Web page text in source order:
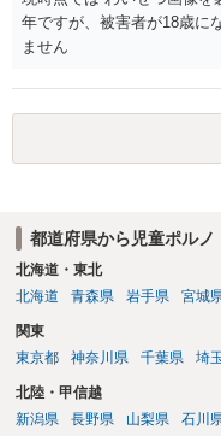
年ですが、被害者が18歳に
ません
都道府県から児童ポル
北海道・東北
北海道
青森県 岩手県 宮城
関東
東京都
神奈川県 千葉県 埼
北陸・甲信越
新潟県
長野県 山梨県 石川